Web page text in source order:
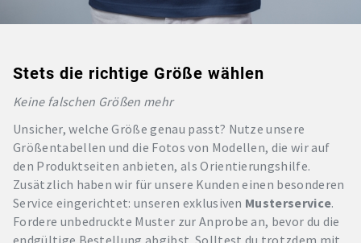
Stets die richtige Größe wählen
Keine falschen Größen mehr
Unsicher, welche Größe genau passt? Nutze unsere
Größentabellen und die Fotos von Modellen, die wir auf
den Produktseiten anbieten, als Orientierungshilfe.
Zusätzlich haben wir für unsere Kunden einen besonderen
Service eingerichtet: unseren exklusiven Musterservice.
Fordere unbedruckte Muster zur Anprobe an, bevor du die
endgültige Bestellung abgibst. Solltest du trotzdem mit